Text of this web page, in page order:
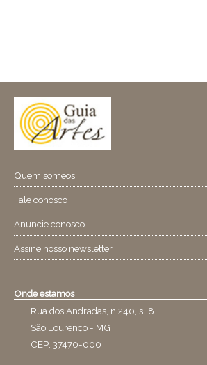
Quem someos
Fale conosco
Anuncie conosco
Assine nosso newsletter
Onde estamos
Rua dos Andradas, n.240, sl.8
São Lourenço - MG
CEP: 37470-000